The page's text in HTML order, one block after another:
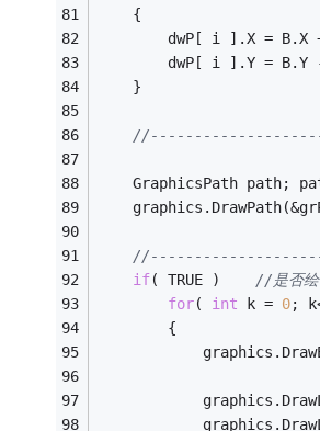
	{
dwP[ i ].X = B.X
dwP[ i ].Y = B.Y
	}
GraphicsPath path;
if( TRUE ) //是否绘
for( int k = 0;
		{